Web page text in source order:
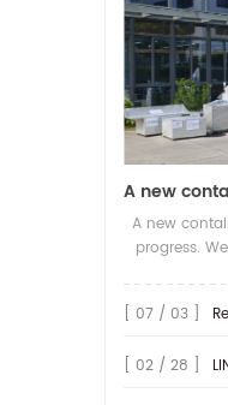
A new
progress.
[ 07 / 03 ]
[ 02 / 28 ]